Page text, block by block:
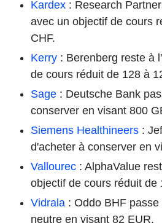
Kardex : Research
avec un objectif de cours
CHF.
Kerry : Berenberg reste à
de cours réduit de 128 à
Sage : Deutsche Bank
conserver en visant 800
Siemens Healthineers :
d'acheter à conserver en
Vallourec : AlphaValue
objectif de cours réduit de
Vidrala : Oddo BHF
neutre en visant 82 EUR.